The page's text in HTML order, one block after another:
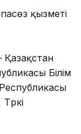
қызметі
Қазақстан
Білім